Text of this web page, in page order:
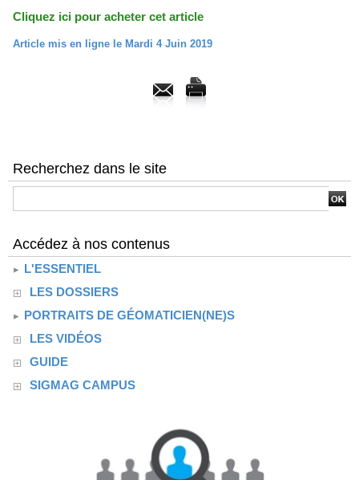
Cliquez ici pour acheter cet article
Article mis en ligne le Mardi 4 Juin 2019
Recherchez dans le site
Accédez à nos contenus
L'ESSENTIEL
LES DOSSIERS
PORTRAITS DE GÉOMATICIEN(NE)S
LES VIDÉOS
GUIDE
SIGMAG CAMPUS